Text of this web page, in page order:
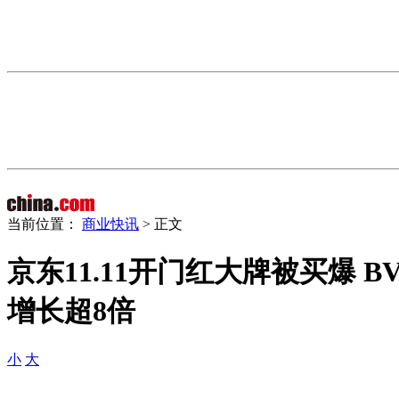
当前位置： 商业快讯 > 正文
京东11.11开门红大牌被买爆
增长超8倍
小 大